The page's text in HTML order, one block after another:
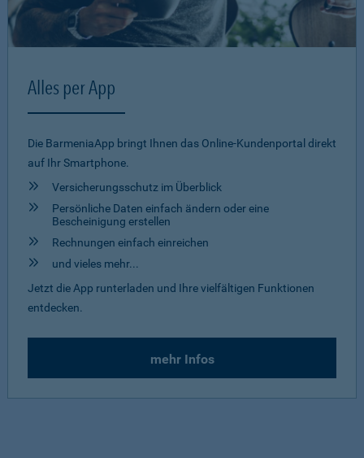
Alles per App
Die BarmeniaApp bringt Ihnen das Online-Kundenportal direkt
auf Ihr Smartphone.
Versicherungsschutz im Überblick
Persönliche Daten einfach ändern oder eine
Bescheinigung erstellen
Rechnungen einfach einreichen
und vieles mehr...
Jetzt die App runterladen und Ihre vielfältigen Funktionen
entdecken.
mehr Infos